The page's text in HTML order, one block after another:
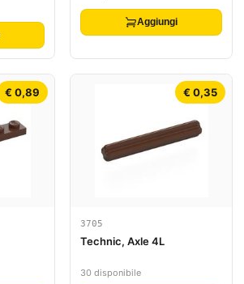
Aggiungi
€ 0,89 € 0,35
3705
Technic, Axle 4L
30 disponibile